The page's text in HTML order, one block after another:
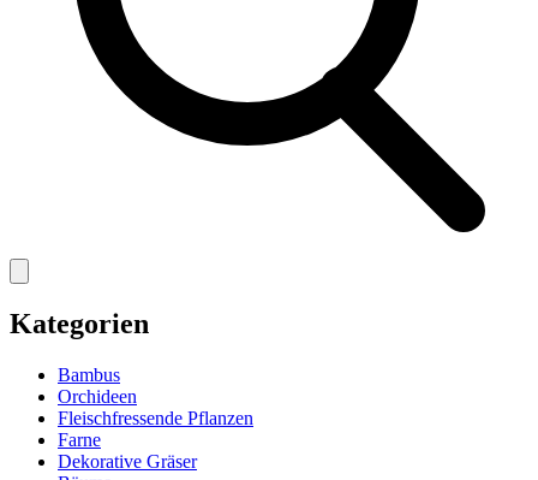
Kategorien
Bambus
Orchideen
Fleischfressende Pflanzen
Farne
Dekorative Gräser